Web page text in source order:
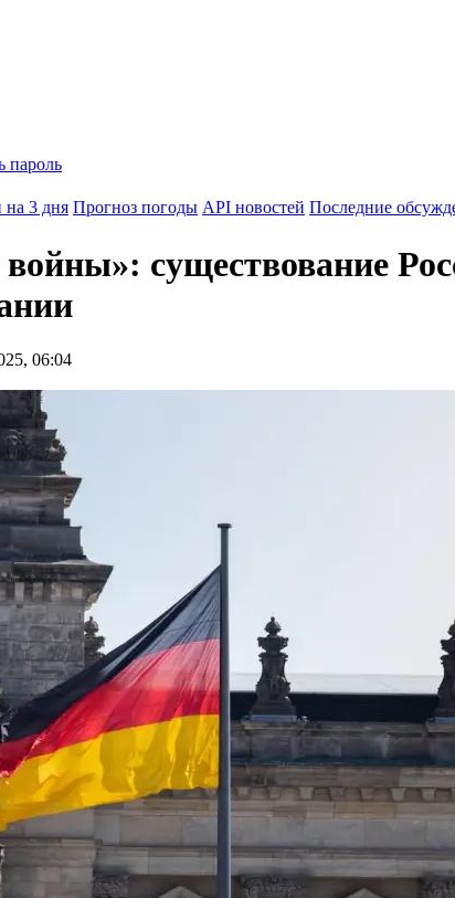
пароль
на 3 дня Прогноз погоды API новостей Последние
существование
06:04